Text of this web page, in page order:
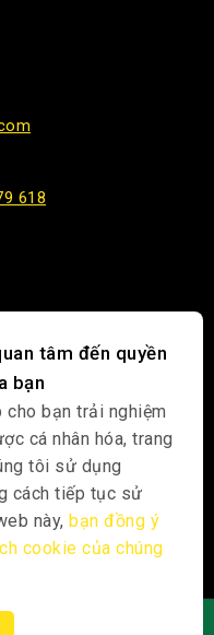
618
tâm đến quyền
bạn
cho bạn trải nghiệm
cá nhân hóa, trang
tôi sử dụng
cách tiếp tục sử
này, bạn đồng ý
cookie của chúng